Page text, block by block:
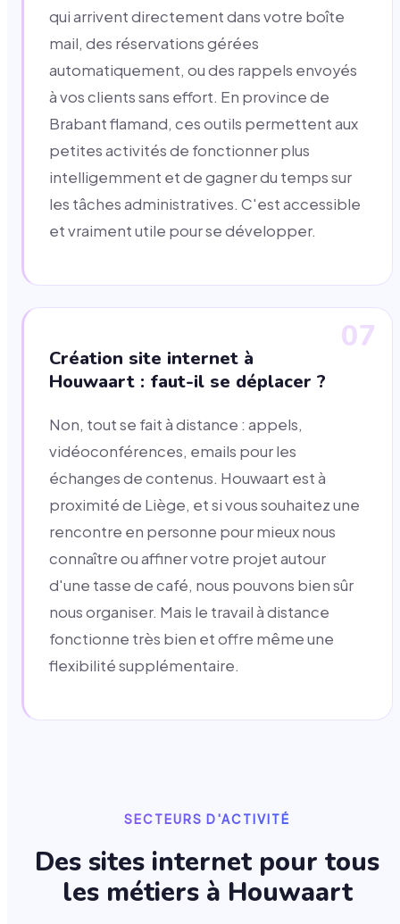
qui arrivent directement dans votre boîte
mail, des réservations gérées
automatiquement, ou des rappels envoyés
à vos clients sans effort. En province de
Brabant flamand, ces outils permettent aux
petites activités de fonctionner plus
intelligemment et de gagner du temps sur
les tâches administratives. C'est accessible
et vraiment utile pour se développer.
07
Création site internet à
Houwaart : faut-il se déplacer ?
Non, tout se fait à distance : appels,
vidéoconférences, emails pour les
échanges de contenus. Houwaart est à
proximité de Liège, et si vous souhaitez une
rencontre en personne pour mieux nous
connaître ou affiner votre projet autour
d'une tasse de café, nous pouvons bien sûr
nous organiser. Mais le travail à distance
fonctionne très bien et offre même une
flexibilité supplémentaire.
SECTEURS D'ACTIVITÉ
Des sites internet pour tous
les métiers à Houwaart